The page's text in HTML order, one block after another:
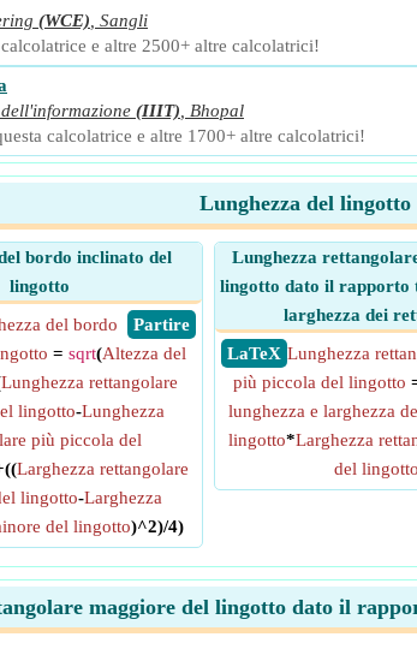
(WCE) Sangli
e altre 2500+ altre calcolatrici!
(IIIT)
Bhopal
calcolatrice e altre 1700+ altre calcolatrici!
Lunghezza del
bordo inclinato del
lingotto
​ Partire
del bordo
= sqrt(Altezza del
Lunghezza rettangolare
lingotto-Lunghezza
più piccola del
Larghezza rettangolare
lingotto-Larghezza
del lingotto)^2)/4)
Lunghezza
lingotto dato il rapporto
larghezza dei
​ LaTeX Lunghezza
più piccola del lingotto
lunghezza e larghezza
lingotto*Larghezza
del lingotto
maggiore del lingotto dato il